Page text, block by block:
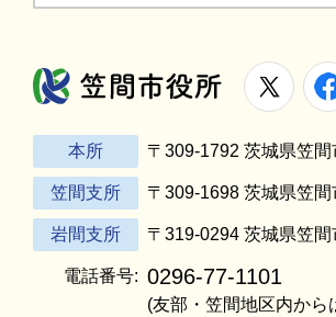
笠間市役所
X
本所 〒309-1792 茨城県笠
笠間支所 〒309-1698 茨城県笠
岩間支所 〒319-0294 茨城県笠
電話番号: 0296-77-1101
(友部・笠間地区内から